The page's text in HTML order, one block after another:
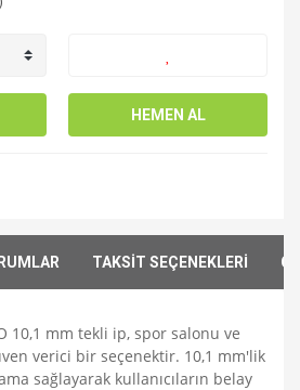
HEMEN AL
TAKSİT SEÇENEKLERİ
10,1 mm tekli ip, spor salonu ve
verici bir seçenektir. 10,1 mm'lik
sağlayarak kullanıcıların belay